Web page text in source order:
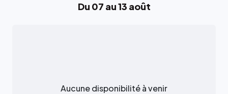
Du 07 au 13 août
Aucune disponibilité à venir